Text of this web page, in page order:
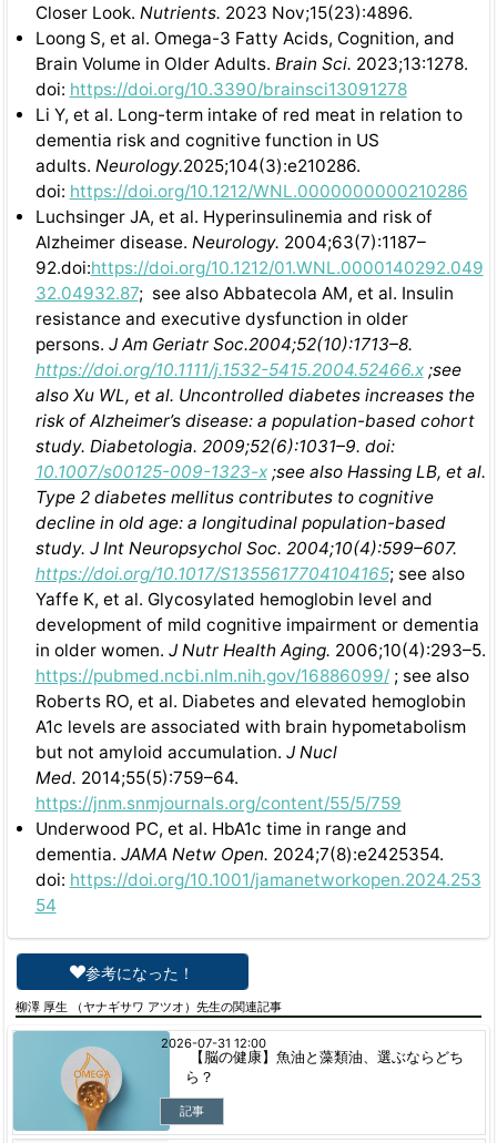
Closer Look. Nutrients. 2023 Nov;15(23):4896.
Loong S, et al. Omega-3 Fatty Acids, Cognition, and
Brain Volume in Older Adults. Brain Sci. 2023;13:1278.
doi: https://doi.org/10.3390/brainsci13091278
Li Y, et al. Long-term intake of red meat in relation to
dementia risk and cognitive function in US
adults. Neurology.2025;104(3):e210286.
doi: https://doi.org/10.1212/WNL.0000000000210286
Luchsinger JA, et al. Hyperinsulinemia and risk of
Alzheimer disease. Neurology. 2004;63(7):1187–
92.doi:https://doi.org/10.1212/01.WNL.0000140292.049
32.04932.87; see also Abbatecola AM, et al. Insulin
resistance and executive dysfunction in older
persons. J Am Geriatr Soc.2004;52(10):1713–8.
https://doi.org/10.1111/j.1532-5415.2004.52466.x;see
also Xu WL, et al. Uncontrolled diabetes increases the
risk of Alzheimer’s disease: a population-based cohort
study. Diabetologia. 2009;52(6):1031–9. doi:
10.1007/s00125-009-1323-x;see also Hassing LB, et al.
Type 2 diabetes mellitus contributes to cognitive
decline in old age: a longitudinal population-based
study. J Int Neuropsychol Soc. 2004;10(4):599–607.
https://doi.org/10.1017/S1355617704104165; see also
Yaffe K, et al. Glycosylated hemoglobin level and
development of mild cognitive impairment or dementia
in older women. J Nutr Health Aging. 2006;10(4):293–5.
https://pubmed.ncbi.nlm.nih.gov/16886099/; see also
Roberts RO, et al. Diabetes and elevated hemoglobin
A1c levels are associated with brain hypometabolism
but not amyloid accumulation. J Nucl
Med. 2014;55(5):759–64.
https://jnm.snmjournals.org/content/55/5/759
Underwood PC, et al. HbA1c time in range and
dementia. JAMA Netw Open. 2024;7(8):e2425354.
doi: https://doi.org/10.1001/jamanetworkopen.2024.253
54
参考になった！
柳澤 厚生 （ヤナギサワ アツオ）先生の関連記事
【脳の健康】魚油と藻類油、選ぶならどち
ら？
記事
2026-07-31 12:00